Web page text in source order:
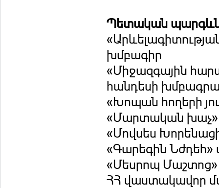
Պետական
խմբագիր
«Միջազգային
հանդեսի
«Խոպան հողերի
«Մարտական խաչ»
«Մովսես
«Գարեգին Նժդեհ»
«Մեսրոպ Մաշտոց»
ՀՀ վաստակավոր